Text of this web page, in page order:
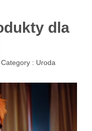
dla
Category : Uroda